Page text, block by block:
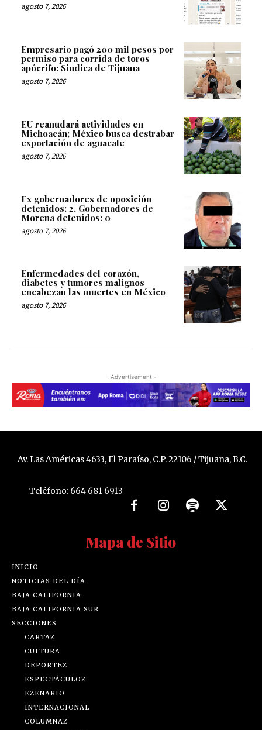
agosto 7, 2026
Empresario pagó 200 mil pesos por
permiso para corrida de toros
apócrifo: Sindica de Tijuana
agosto 7, 2026
EU reanudará actividades en
Michoacán; México busca destrabar
exportación de aguacate
agosto 7, 2026
Ex gobernadores de oposición
detenidos: 2. Gobernadores de
Morena detenidos: 0
agosto 7, 2026
Enfermedades del corazón,
diabetes y tumores malignos
encabezan las muertes en México
agosto 7, 2026
- Advertisement -
Av. Las Américas 4633, El Paraíso, C.P. 22106 / Tijuana, B.C.
Teléfono: 664 681 6913
Mapa de Sitio
INICIO
NOTICIAS DEL DÍA
BAJA CALIFORNIA
BAJA CALIFORNIA SUR
SECCIONES
CARTAZ
CULTURA
DEPORTEZ
ESPECTÁCULOZ
EZENARIO
INTERNACIONAL
COLUMNAZ